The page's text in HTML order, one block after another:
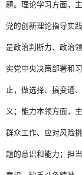
题。理论学习方面，
党的创新理论指导实
是政治判断力、政治
实党中央决策部署和
止，做选择、搞变通
义；能力本领方面，
群众工作、应对风险
题的意识和能力；担